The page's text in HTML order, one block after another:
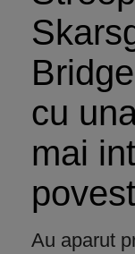
cu
mai
Au aparut